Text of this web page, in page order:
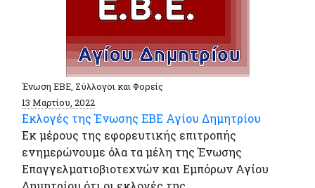
Ένωση ΕΒΕ, Σύλλογοι και Φορείς
13 Μαρτίου, 2022
Εκλογές της Ένωσης ΕΒΕ Αγίου Δημητρίου
Εκ μέρους της εφορευτικής επιτροπής
ενημερώνουμε όλα τα μέλη της Ένωσης
Επαγγελματιοβιοτεχνών και Εμπόρων Αγίου